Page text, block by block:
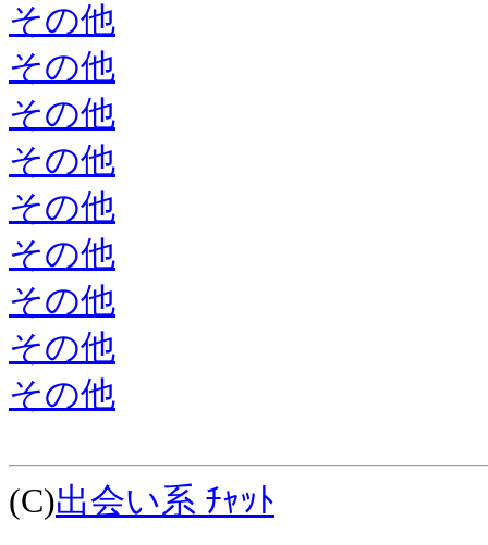
その他
その他
その他
その他
その他
その他
その他
その他
その他
(C)出会い系 ﾁｬｯﾄ